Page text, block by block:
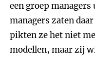
een groep
managers zaten
pikten ze het niet
modellen, maar zij